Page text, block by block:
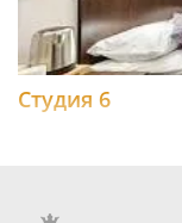
Студия 6